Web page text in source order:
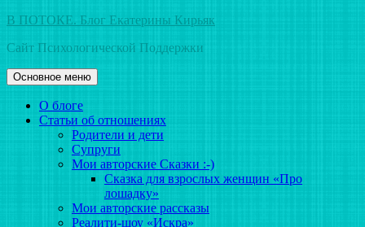
Перейти
содержимому
В ПОТОКЕ. Блог Екатерины Кирьяк
Сайт Психологической Поддержки
Основное меню
О блоге
Статьи об отношениях
Родители и дети
Супруги
Мои авторские Сказки :-)
Сказка для взрослых женщин «Про
лошадку»
Мои авторские рассказы
Реалити-шоу «Искра»